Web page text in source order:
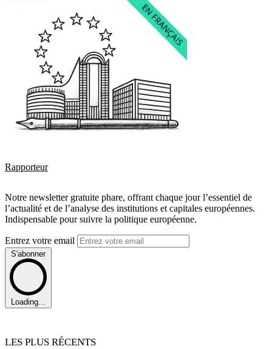
Rapporteur
Notre newsletter gratuite phare, offrant chaque jour l’essentiel de
l’actualité et de l’analyse des institutions et capitales européennes.
Indispensable pour suivre la politique européenne.
Entrez votre email
S'abonner
Loading...
LES PLUS RÉCENTS